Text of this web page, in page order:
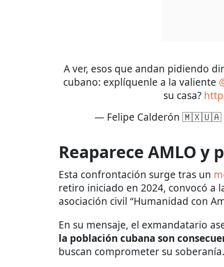
A ver, esos que andan pidiendo
cubano: explíquenle a la valiente
su casa?
— Felipe Calderón 🇲🇽🇺🇦
Reaparece AMLO y
Esta confrontación surge tras un
retiro iniciado en 2024, convocó a
asociación civil “Humanidad con
En su mensaje, el exmandatario
la población cubana son
buscan comprometer su soberanía.